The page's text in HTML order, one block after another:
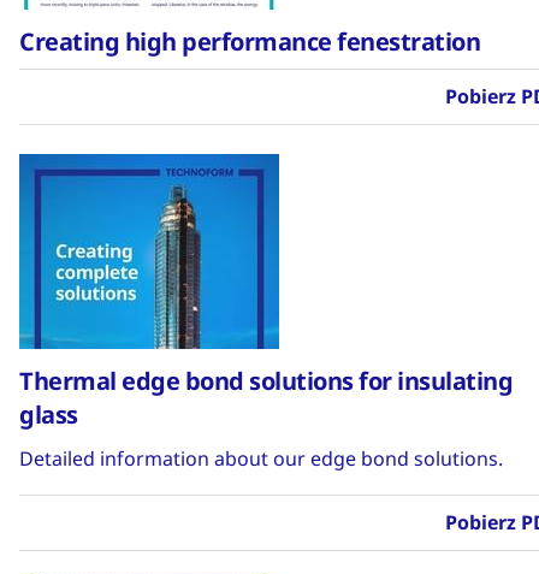
Creating high performance fenestration
Pobierz
Thermal edge bond solutions for insulating
glass
Detailed information about our edge bond solutions.
Pobierz